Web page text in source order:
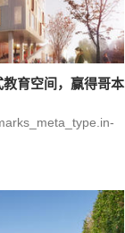
育空间，赢得哥本